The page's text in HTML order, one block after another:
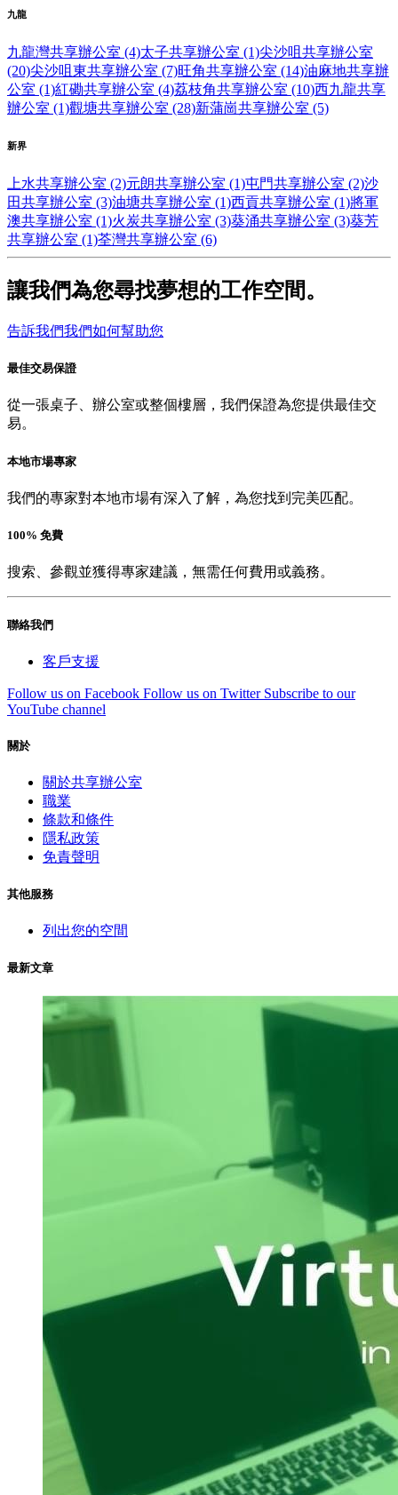
九龍
九龍灣共享辦公室 (4)太子共享辦公室 (1)尖沙咀共享辦公室
(20)尖沙咀東共享辦公室 (7)旺角共享辦公室 (14)油麻地共享辦
公室 (1)紅磡共享辦公室 (4)荔枝角共享辦公室 (10)西九龍共享
辦公室 (1)觀塘共享辦公室 (28)新蒲崗共享辦公室 (5)
新界
上水共享辦公室 (2)元朗共享辦公室 (1)屯門共享辦公室 (2)沙
田共享辦公室 (3)油塘共享辦公室 (1)西貢共享辦公室 (1)將軍
澳共享辦公室 (1)火炭共享辦公室 (3)葵涌共享辦公室 (3)葵芳
共享辦公室 (1)荃灣共享辦公室 (6)
讓我們為您尋找夢想的工作空間。
告訴我們我們如何幫助您
最佳交易保證
從一張桌子、辦公室或整個樓層，我們保證為您提供最佳交
易。
本地市場專家
我們的專家對本地市場有深入了解，為您找到完美匹配。
100% 免費
搜索、參觀並獲得專家建議，無需任何費用或義務。
聯絡我們
客戶支援
Follow us on Facebook Follow us on Twitter Subscribe to our
YouTube channel
關於
關於共享辦公室
職業
條款和條件
隱私政策
免責聲明
其他服務
列出您的空間
最新文章